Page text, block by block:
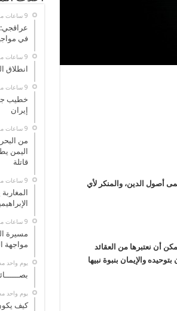
أصول الدين، والمنكر لأي
أن نعتبرها من العقائد
والإيمان بنبوة نبيها
عراقجي:
في
انطلاق الدورة 46 لمسابقة
خطيب
إيران
من
اليمن
قاتلة
مسيرة
مواجهة
‏يوم واحد
‏يوم واحد
كيف